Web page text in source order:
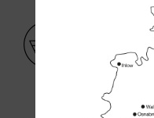
Bild